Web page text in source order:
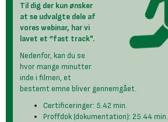
Til dig der kun ønsker
at se udvalgte dele af
vores webinar, har vi
lavet et ”fast track".
Nedenfor, kan du se
hvor mange minutter
inde i filmen, et
bestemt emne bliver gennemgået.
Certificeringer: 5.42 min.
Proffdok (dokumentation): 25.44 min.